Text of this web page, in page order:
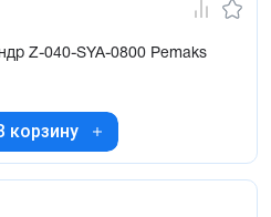
Z-040-SYA-0800 Pemaks
корзину